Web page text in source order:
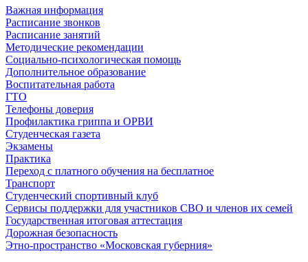
Важная информация
Расписание звонков
Расписание занятий
Методические рекомендации
Социально-психологическая помощь
Дополнительное образование
Воспитательная работа
ГТО
Телефоны доверия
Профилактика гриппа и ОРВИ
Cтуденческая газета
Экзамены
Практика
Переход с платного обучения на бесплатное
Транспорт
Студенческий спортивный клуб
Сервисы поддержки для участников СВО и членов их семей
Государственная итоговая аттестация
Дорожная безопасность
Этно-пространство «Московская губерния»